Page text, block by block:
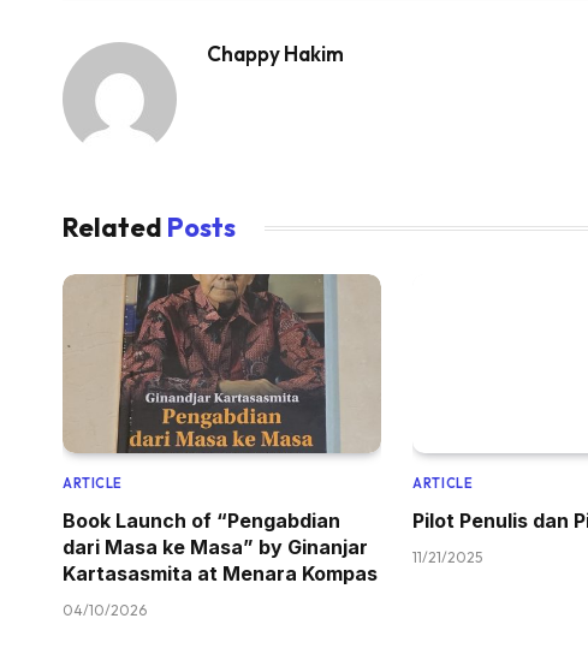
Chappy Hakim
Related Posts
ARTICLE
Book Launch of “Pengabdian
dari Masa ke Masa” by Ginanjar
Kartasasmita at Menara Kompas
04/10/2026
ARTICLE
Pilot Penulis dan
11/21/2025